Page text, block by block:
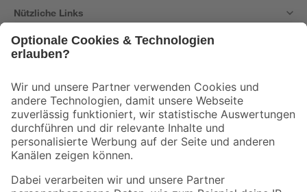
Nützliche Links
Der toom Newsletter: Keine Angebote und Aktionen mehr verpassen!
Zur Newsletter Anmeldung
Folge uns